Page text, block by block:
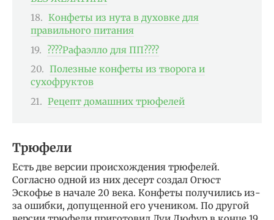
Конфеты из нута в духовке для
правильного питания
????Рафаэлло для ПП????
Полезные конфеты из творога и
сухофруктов
Рецепт домашних трюфелей
Трюфели
Есть две версии происхождения трюфелей.
Согласно одной из них десерт создал Огюст
Эскофье в начале 20 века. Конфеты получились из-
за ошибки, допущенной его учеником. По другой